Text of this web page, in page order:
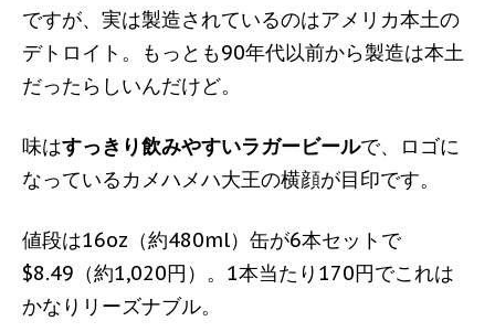
ですが、実は製造されているのはアメリカ本土の
デトロイト。もっとも90年代以前から製造は本土
だったらしいんだけど。
味はすっきり飲みやすいラガービールで、ロゴに
なっているカメハメハ大王の横顔が目印です。
値段は16oz（約480ml）缶が6本セットで
$8.49（約1,020円）。1本当たり170円でこれは
かなりリーズナブル。